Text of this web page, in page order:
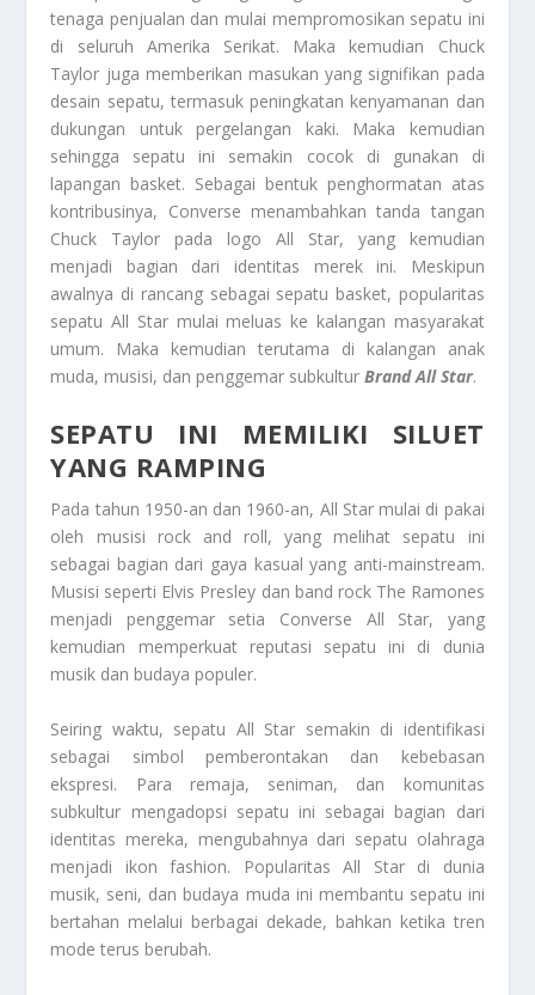
tenaga penjualan dan mulai mempromosikan sepatu ini
di seluruh Amerika Serikat. Maka kemudian Chuck
Taylor juga memberikan masukan yang signifikan pada
desain sepatu, termasuk peningkatan kenyamanan dan
dukungan untuk pergelangan kaki. Maka kemudian
sehingga sepatu ini semakin cocok di gunakan di
lapangan basket. Sebagai bentuk penghormatan atas
kontribusinya, Converse menambahkan tanda tangan
Chuck Taylor pada logo All Star, yang kemudian
menjadi bagian dari identitas merek ini. Meskipun
awalnya di rancang sebagai sepatu basket, popularitas
sepatu All Star mulai meluas ke kalangan masyarakat
umum. Maka kemudian terutama di kalangan anak
muda, musisi, dan penggemar subkultur Brand All Star.
SEPATU INI MEMILIKI SILUET
YANG RAMPING
Pada tahun 1950-an dan 1960-an, All Star mulai di pakai
oleh musisi rock and roll, yang melihat sepatu ini
sebagai bagian dari gaya kasual yang anti-mainstream.
Musisi seperti Elvis Presley dan band rock The Ramones
menjadi penggemar setia Converse All Star, yang
kemudian memperkuat reputasi sepatu ini di dunia
musik dan budaya populer.
Seiring waktu, sepatu All Star semakin di identifikasi
sebagai simbol pemberontakan dan kebebasan
ekspresi. Para remaja, seniman, dan komunitas
subkultur mengadopsi sepatu ini sebagai bagian dari
identitas mereka, mengubahnya dari sepatu olahraga
menjadi ikon fashion. Popularitas All Star di dunia
musik, seni, dan budaya muda ini membantu sepatu ini
bertahan melalui berbagai dekade, bahkan ketika tren
mode terus berubah.